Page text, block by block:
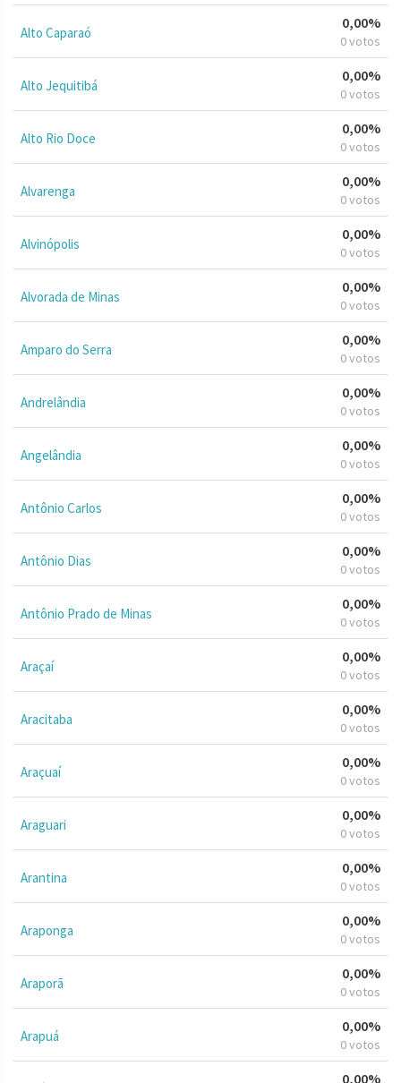
Alto Caparaó
0,00%
0 votos
Alto Jequitibá
0,00%
0 votos
Alto Rio Doce
0,00%
0 votos
Alvarenga
0,00%
0 votos
Alvinópolis
0,00%
0 votos
Alvorada de Minas
0,00%
0 votos
Amparo do Serra
0,00%
0 votos
Andrelândia
0,00%
0 votos
Angelândia
0,00%
0 votos
Antônio Carlos
0,00%
0 votos
Antônio Dias
0,00%
0 votos
Antônio Prado de Minas
0,00%
0 votos
Araçaí
0,00%
0 votos
Aracitaba
0,00%
0 votos
Araçuaí
0,00%
0 votos
Araguari
0,00%
0 votos
Arantina
0,00%
0 votos
Araponga
0,00%
0 votos
Araporã
0,00%
0 votos
Arapuá
0,00%
0 votos
0,00%